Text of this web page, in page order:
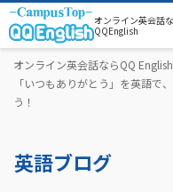
オンライン英会話
QQEnglish
オンライン英会話ならQQ English
「いつもありがとう」を英語で
う！
英語ブログ